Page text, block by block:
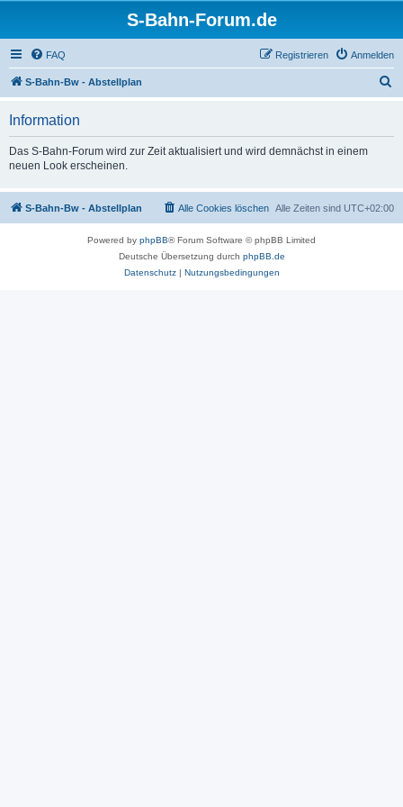
S-Bahn-Forum.de
FAQ Anmelden
Registrieren
S-Bahn-Bw - Abstellplan
Information
Das S-Bahn-Forum wird zur Zeit aktualisiert und wird demnächst in einem
neuen Look erscheinen.
S-Bahn-Bw - Abstellplan Alle Zeiten sind UTC+02:00
Alle Cookies löschen
Powered by phpBB® Forum Software © phpBB Limited
Deutsche Übersetzung durch phpBB.de
Datenschutz| Nutzungsbedingungen